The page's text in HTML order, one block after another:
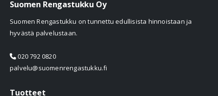
Suomen Rengastukku Oy
Suomen Rengastukku on tunnettu edullisista hinnoistaan ja
hyvästä palvelustaan.
020 792 0820
palvelu@suomenrengastukku.fi
Tuotteet